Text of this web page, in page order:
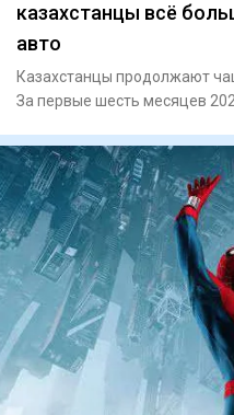
казахстанцы всё
авто
Казахстанцы продолжают
За первые шесть месяцев